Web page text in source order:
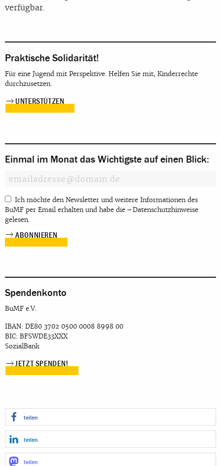
verfügbar.
Praktische Solidarität!
Für eine Jugend mit Perspektive. Helfen Sie mit, Kinderrechte
durchzusetzen.
UNTERSTÜTZEN
Einmal im Monat das Wichtigste auf einen Blick:
Ich möchte den Newsletter und weitere Informationen des
BuMF per Email erhalten und habe die
Datenschutzhinweise
gelesen.
Spendenkonto
BuMF e.V.
IBAN: DE80 3702 0500 0008 8998 00
BIC: BFSWDE33XXX
SozialBank
JETZT SPENDEN!
teilen
teilen
teilen